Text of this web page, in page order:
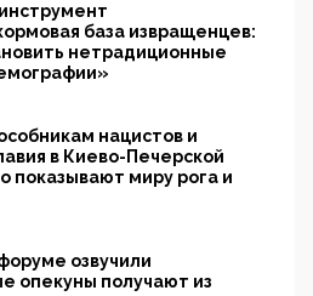
база извращенцев:
нетрадиционные
нацистов и
в Киево-Печерской
показывают миру рога и
озвучили
опекуны получают из